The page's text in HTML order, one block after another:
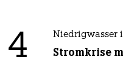
4 Niedrigwasser
Stromkrise